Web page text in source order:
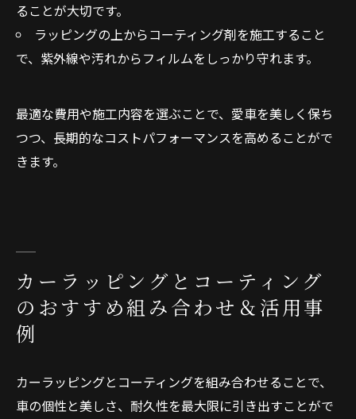
ることが大切です。
ラッピングの上からコーティング剤を施工すること
で、紫外線や汚れからフィルムをしっかり守れます。
最適な費用や施工内容を選ぶことで、愛車を美しく保ち
つつ、長期的なコストパフォーマンスを高めることがで
きます。
カーラッピングとコーティング
のおすすめ組み合わせ＆活用事
例
カーラッピングとコーティングを組み合わせることで、
車の個性と美しさ、耐久性を最大限に引き出すことがで